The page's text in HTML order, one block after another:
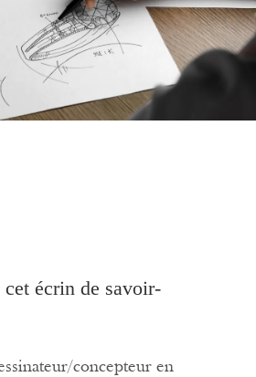
écrin de savoir-
concepteur en